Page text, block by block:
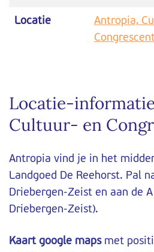
Locatie
Antropia,
Locatie-
Cultuur- en
Antropia vind je in het
Landgoed De Reehorst. Pal
Driebergen-Zeist en aan de
Driebergen-Zeist).
Kaart google mapsmet